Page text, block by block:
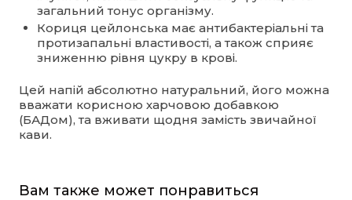
загальний тонус організму.
Кориця цейлонська має антибактеріальні та
протизапальні властивості, а також сприяє
зниженню рівня цукру в крові.
Цей напій абсолютно натуральний, його можна
вважати корисною харчовою добавкою
(БАДом), та вживати щодня замість звичайної
кави.
Вам также может понравиться